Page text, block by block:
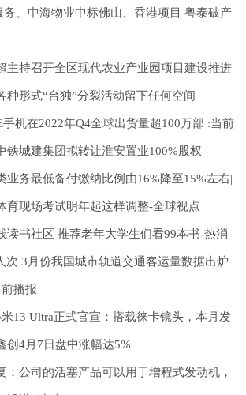
务、中海物业中标佛山、香港项目 粤泰破产
主持召开全区现代农业产业园项目建设推进
种形式“台独”分裂活动留下任何空间
手机在2022年Q4全球出货量超100万部 :当前
铁城建集团拟转让淮安置业100%股权
业务最低备付缴纳比例由16%降至15%左右|
育现场考试明年起这样调整-全球视点
读书社区 推荐老年大学生们看99本书-热消
次 3月份我国城市轨道交通客运量数据出炉
播报
13 Ultra正式官宣：搭载徕卡镜头，本月发
创4月7日盘中涨幅达5%
：公司的活塞产品可以用于增程式发动机，